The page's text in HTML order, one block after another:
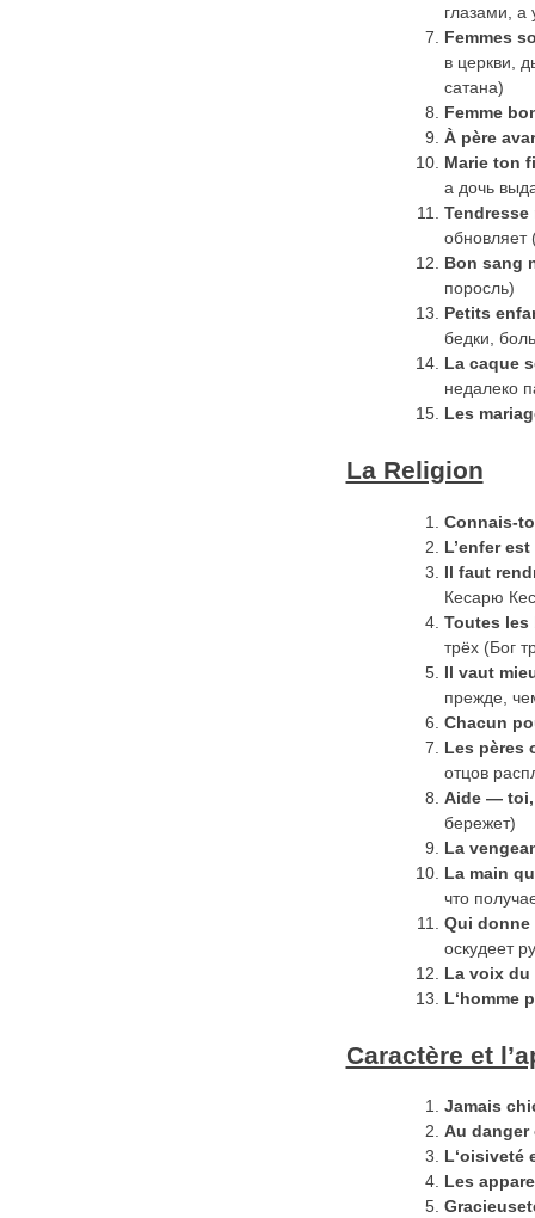
глазами,
Femmes
в церкви,
сатана)
Femme
À père
Marie ton
а дочь
Tendresse
обновляет
Bon sang
поросль)
Petits
бедки,
La caque
недалеко
Les
La Religion
Connais-
L’enfer
Il faut
Кесарю
Toutes les
трёх (Бог
Il vaut
прежде,
Chacun
Les pères
отцов
Aide— toi
бережет)
La
La main
что
Qui donne
оскудеет
La voix du
L‘homme
Caractère et
Jamais
Au
L‘oisiveté
Les